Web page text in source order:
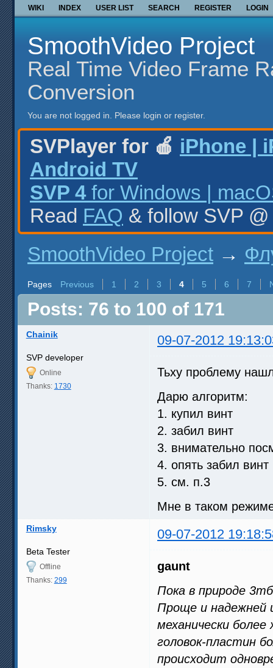
WIKI INDEX USER LIST SEARCH REGISTER LOGIN
SmoothVideo Project
Real Time Video Frame
Conversion
You are not logged in. Please login or register.
SVPlayer for 🍎 iPhone |
Android TV
SVP 4 for Windows |
Read FAQ & follow SVP
SmoothVideo Project →
Pages Previous 1 2 3 4 5 6 7
Posts: 76 to 100 of 171
Chainik 09-07-2012
SVP developer
Online
Thanks: 1730
Тьху проблему
Дарю алгоритм:
1. купил винт
2. забил винт
3. внимательно
4. опять забил винт
5. см. п.3
Мне в таком
Rimsky 09-07-2012
Beta Tester
Offline
Thanks: 299
gaunt
Пока в природе
Проще и надежней
механически
головок-пластин
происходит